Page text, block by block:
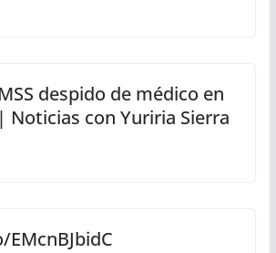
despido de médico en
Noticias con Yuriria Sierra